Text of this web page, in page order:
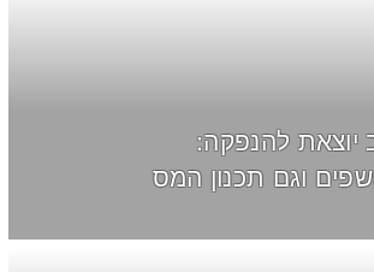
יוצאת להנפקה:
וגם תכנון המס